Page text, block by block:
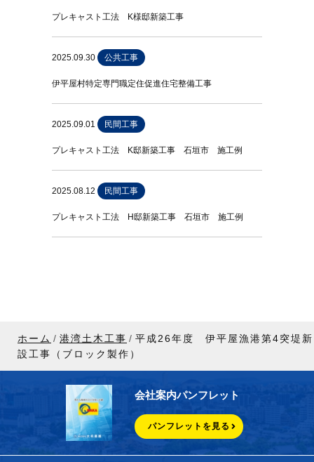
プレキャスト工法 K様邸新築工事
2025.09.30 公共工事
伊平屋村特定専門職定住促進住宅整備工事
2025.09.01 民間工事
プレキャスト工法 K邸新築工事 石垣市 施工例
2025.08.12 民間工事
プレキャスト工法 H邸新築工事 石垣市 施工例
ホーム 港湾土木工事
平成26年度 伊平屋漁港第4突堤新
設工事（ブロック製作）
会社案内パンフレット
パンフレットを見る